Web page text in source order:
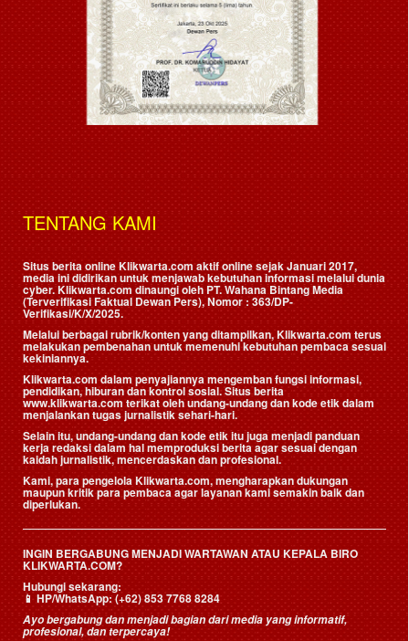
TENTANG KAMI
Situs berita online Klikwarta.com aktif online sejak Januari 2017,
media ini didirikan untuk menjawab kebutuhan informasi melalui dunia
cyber. Klikwarta.com dinaungi oleh PT. Wahana Bintang Media
(Terverifikasi Faktual Dewan Pers), Nomor : 363/DP-
Verifikasi/K/X/2025.
Melalui berbagai rubrik/konten yang ditampilkan, Klikwarta.com terus
melakukan pembenahan untuk memenuhi kebutuhan pembaca sesuai
kekiniannya.
Klikwarta.com dalam penyajiannya mengemban fungsi informasi,
pendidikan, hiburan dan kontrol sosial. Situs berita
www.klikwarta.com terikat oleh undang-undang dan kode etik dalam
menjalankan tugas jurnalistik sehari-hari.
Selain itu, undang-undang dan kode etik itu juga menjadi panduan
kerja redaksi dalam hal memproduksi berita agar sesuai dengan
kaidah jurnalistik, mencerdaskan dan profesional.
Kami, para pengelola Klikwarta.com, mengharapkan dukungan
maupun kritik para pembaca agar layanan kami semakin baik dan
diperlukan.
INGIN BERGABUNG MENJADI WARTAWAN ATAU KEPALA BIRO
KLIKWARTA.COM?
Hubungi sekarang:
📱HP/WhatsApp:(+62) 853 7768 8284
Ayo bergabung dan menjadi bagian dari media yang informatif,
profesional, dan terpercaya!